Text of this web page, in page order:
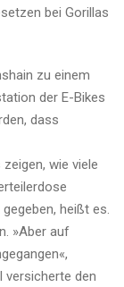
bei Gorillas
zu einem
der E-Bikes
dass
wie viele
heißt es.
»Aber auf
versicherte den